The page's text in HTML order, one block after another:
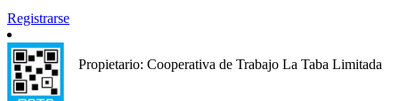
Registrarse
Propietario: Cooperativa de Trabajo La Taba Limitada